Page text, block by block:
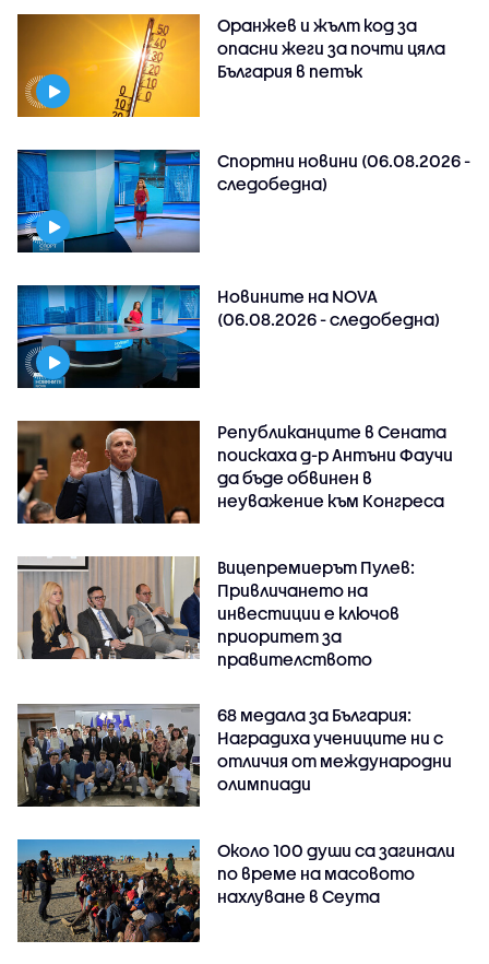
Оранжев и жълт код за
опасни жеги за почти цяла
България в петък
Спортни новини (06.08.2026 -
следобедна)
Новините на NOVA
(06.08.2026 - следобедна)
Републиканците в Сената
поискаха д-р Антъни Фаучи
да бъде обвинен в
неуважение към Конгреса
Вицепремиерът Пулев:
Привличането на
инвестиции е ключов
приоритет за
правителството
68 медала за България:
Наградиха учениците ни с
отличия от международни
олимпиади
Около 100 души са загинали
по време на масовото
нахлуване в Сеута